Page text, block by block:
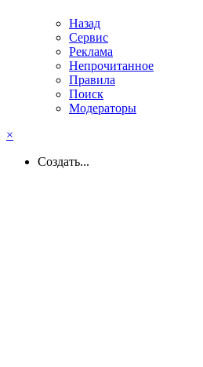
Назад
Сервис
Реклама
Непрочитанное
Правила
Поиск
Модераторы
×
Создать...